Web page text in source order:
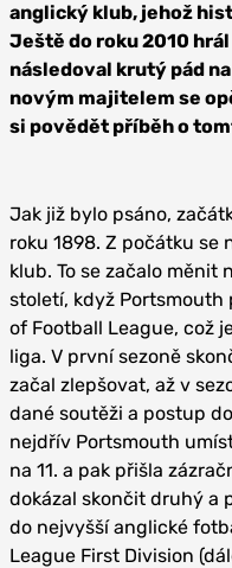
anglický klub, jehož
Ještě do roku 2010
následoval krutý pád
novým majitelem se
si povědět příběh o
Jak již bylo psáno,
roku 1898. Z počátku se
klub. To se začalo měnit
století, když Portsmouth
of Football League, což
liga. V první sezoně
začal zlepšovat, až v
dané soutěži a postup
nejdřív Portsmouth
na 11. a pak přišla
dokázal skončit druhý a
do nejvyšší anglické
League First Division